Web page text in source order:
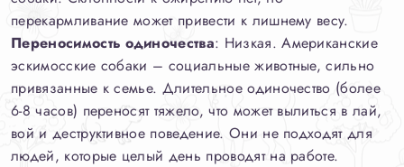
перекармливание может привести к лишнему весу.
Переносимость одиночества: Низкая. Американские
эскимосские собаки – социальные животные, сильно
привязанные к семье. Длительное одиночество (более
6-8 часов) переносят тяжело, что может вылиться в лай,
вой и деструктивное поведение. Они не подходят для
людей, которые целый день проводят на работе.